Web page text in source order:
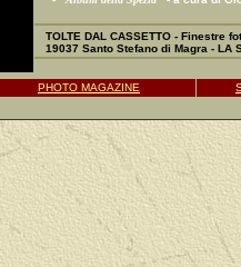
TOLTE DAL CASSETTO - Finestre
19037 Santo Stefano di Magra - LA
PHOTO MAGAZINE